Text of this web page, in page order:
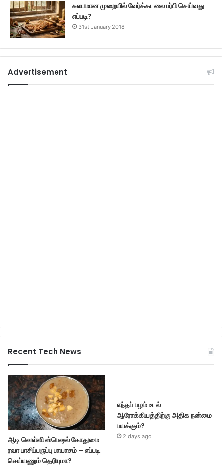
சுலபமான முறையில் வேர்க்கடலை பர்பி செய்வது
எப்படி?
31st January 2018
Advertisement
Recent Tech News
ஆடி வெள்ளி ஸ்பெஷல் கோதுமை
ரவா பாசிப்பருப்பு பாயாசம் – எப்படி
செய்யணும் தெரியுமா?
எந்தப் பழம் உடல்
ஆரோக்கியத்திற்கு அதிக நன்மை
பயக்கும்?
2 days ago